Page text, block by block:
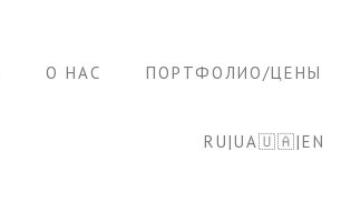
О НАС ПОРТФОЛИО/ЦЕНЫ
RU|UA🇺🇦|EN